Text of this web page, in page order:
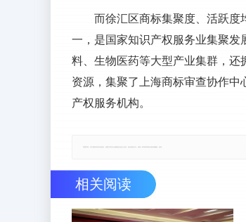
而徐汇区商标集聚度、活跃度
一，是国家知识产权服务业集聚
料、生物医药等大型产业集群，
资源，集聚了上海商标审查协作中
产权服务机构。
相关阅读